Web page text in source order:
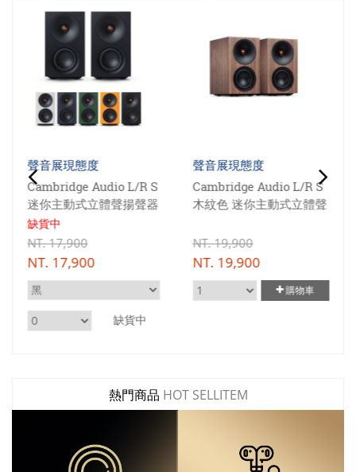
聲音展現態度
Cambridge Audio L/R S
迷你主動式立體聲揚聲器
缺貨中
NT.17,900
NT. 17,900
缺貨中
聲音展現態度
Cambridge Audio L/R S
木紋色 迷你主動式立體聲
NT.19,900
NT. 19,900
購物車
熱門商品 HOT SELLITEM